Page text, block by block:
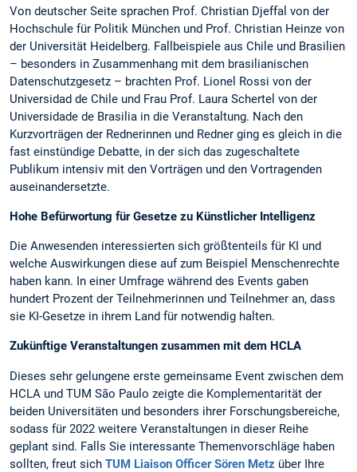
Von deutscher Seite sprachen Prof. Christian Djeffal von der
Hochschule für Politik München und Prof. Christian Heinze von
der Universität Heidelberg. Fallbeispiele aus Chile und Brasilien
– besonders in Zusammenhang mit dem brasilianischen
Datenschutzgesetz – brachten Prof. Lionel Rossi von der
Universidad de Chile und Frau Prof. Laura Schertel von der
Universidade de Brasilia in die Veranstaltung. Nach den
Kurzvorträgen der Rednerinnen und Redner ging es gleich in die
fast einstündige Debatte, in der sich das zugeschaltete
Publikum intensiv mit den Vorträgen und den Vortragenden
auseinandersetzte.
Hohe Befürwortung für Gesetze zu Künstlicher Intelligenz
Die Anwesenden interessierten sich größtenteils für KI und
welche Auswirkungen diese auf zum Beispiel Menschenrechte
haben kann. In einer Umfrage während des Events gaben
hundert Prozent der Teilnehmerinnen und Teilnehmer an, dass
sie KI-Gesetze in ihrem Land für notwendig halten.
Zukünftige Veranstaltungen zusammen mit dem HCLA
Dieses sehr gelungene erste gemeinsame Event zwischen dem
HCLA und TUM São Paulo zeigte die Komplementarität der
beiden Universitäten und besonders ihrer Forschungsbereiche,
sodass für 2022 weitere Veranstaltungen in dieser Reihe
geplant sind. Falls Sie interessante Themenvorschläge haben
sollten, freut sich TUM Liaison Officer Sören Metz über Ihre